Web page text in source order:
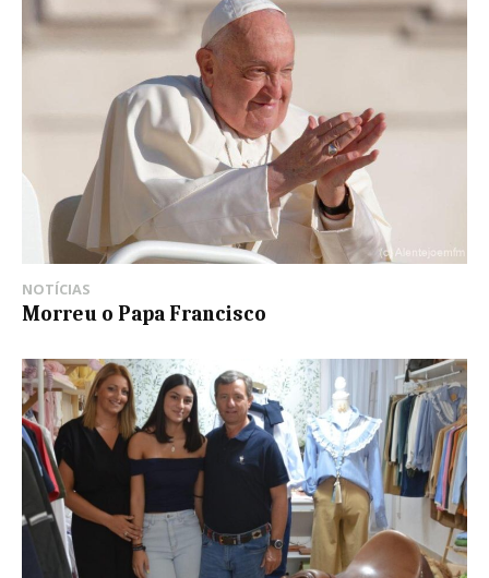
NOTÍCIAS
Morreu o Papa Francisco